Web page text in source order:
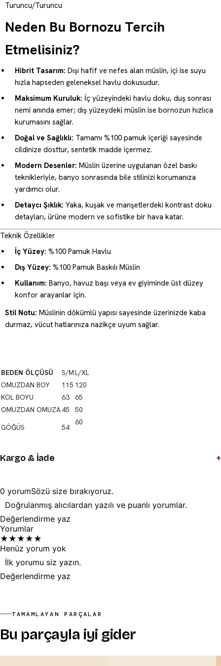
Turuncu/Turuncu
Neden Bu Bornozu Tercih
Etmelisiniz?
Hibrit Tasarım: Dışı hafif ve nefes alan müslin, içi ise suyu
hızla hapseden geleneksel havlu dokusudur.
Maksimum Kuruluk: İç yüzeyindeki havlu doku, duş sonrası
nemi anında emer; dış yüzeydeki müslin ise bornozun hızlıca
kurumasını sağlar.
Doğal ve Sağlıklı: Tamamı %100 pamuk içeriği sayesinde
cildinize dosttur, sentetik madde içermez.
Modern Desenler: Müslin üzerine uygulanan özel baskı
teknikleriyle, banyo sonrasında bile stilinizi korumanıza
yardımcı olur.
Detaycı Şıklık: Yaka, kuşak ve manşetlerdeki kontrast doku
detayları, ürüne modern ve sofistike bir hava katar.
Teknik Özellikler
İç Yüzey: %100 Pamuk Havlu
Dış Yüzey: %100 Pamuk Baskılı Müslin
Kullanım: Banyo, havuz başı veya ev giyiminde üst düzey
konfor arayanlar için.
Stil Notu: Müslinin dökümlü yapısı sayesinde üzerinizde kaba
durmaz, vücut hatlarınıza nazikçe uyum sağlar.
BEDEN ÖLÇÜSÜ S/ML/XL
OMUZDAN BOY
115 120
KOL BOYU
63
65
OMUZDAN OMUZA45
50
GÖĞÜS
54
60
Kargo & İade +
0 yorumSözü size bırakıyoruz.
Doğrulanmış alıcılardan yazılı ve puanlı yorumlar.
Değerlendirme yaz
Yorumlar
★ ★ ★ ★ ★
Henüz yorum yok
İlk yorumu siz yazın.
Değerlendirme yaz
TAMAMLAYAN PARÇALAR
Bu parçayla iyi gider